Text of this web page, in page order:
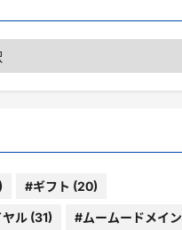
#ギフト (20)
ル (31) #ムームードメイン